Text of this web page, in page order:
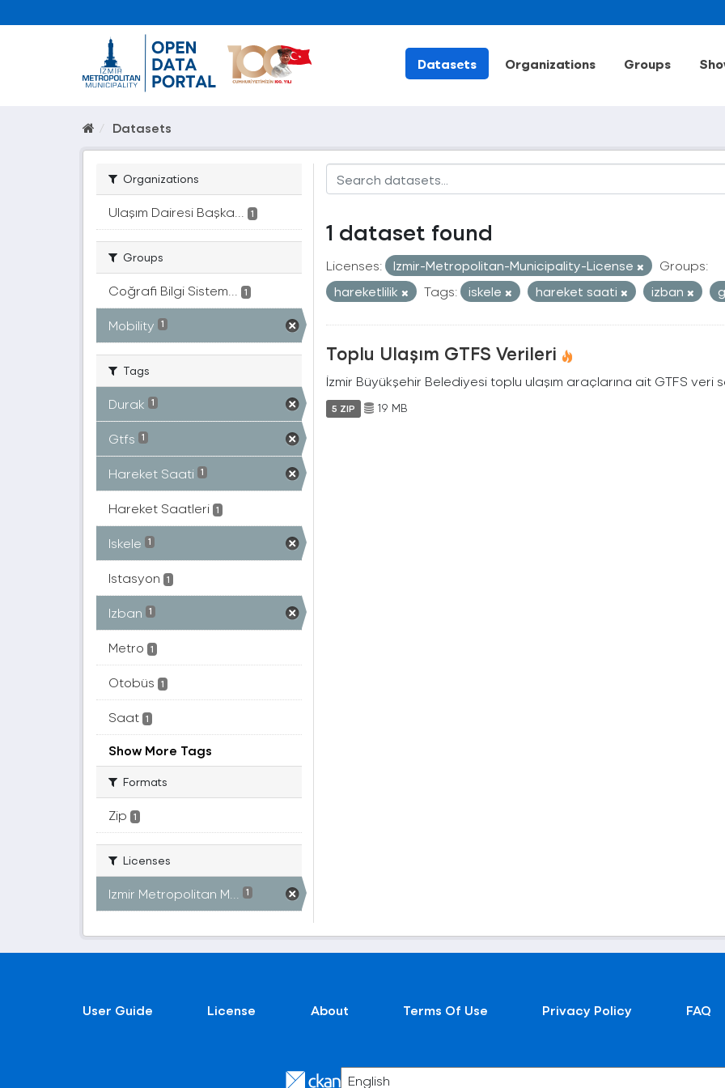
Datasets Organizations Groups
Datasets
Organizations
Ulaşım Dairesi Başka... 1
Groups
Coğrafi Bilgi Sistem... 1
Mobility 1
Tags
Durak 1
Gtfs 1
Hareket Saati 1
Hareket Saatleri 1
Iskele 1
Istasyon 1
Izban 1
Metro 1
Otobüs 1
Saat 1
Show More Tags
Formats
Zip 1
Licenses
Izmir Metropolitan M... 1
1 dataset found
Licenses: Izmir-Metropolitan-Municipality-License
Groups:
hareketlilik
Tags: iskele hareket saati izban
Toplu Ulaşım GTFS Verileri
İzmir Büyükşehir Belediyesi toplu ulaşım araçlarına ait GTFS veri
5 ZIP 19 MB
User Guide License About Terms Of Use Privacy Policy FAQ